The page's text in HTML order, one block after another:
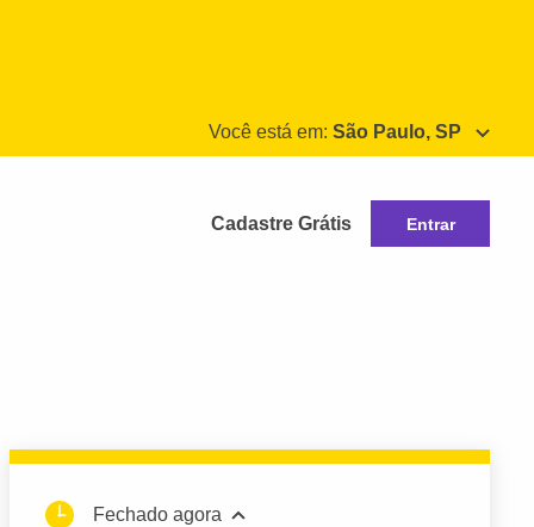
Você está em: São Paulo, SP
Cadastre Grátis Entrar
Fechado agora